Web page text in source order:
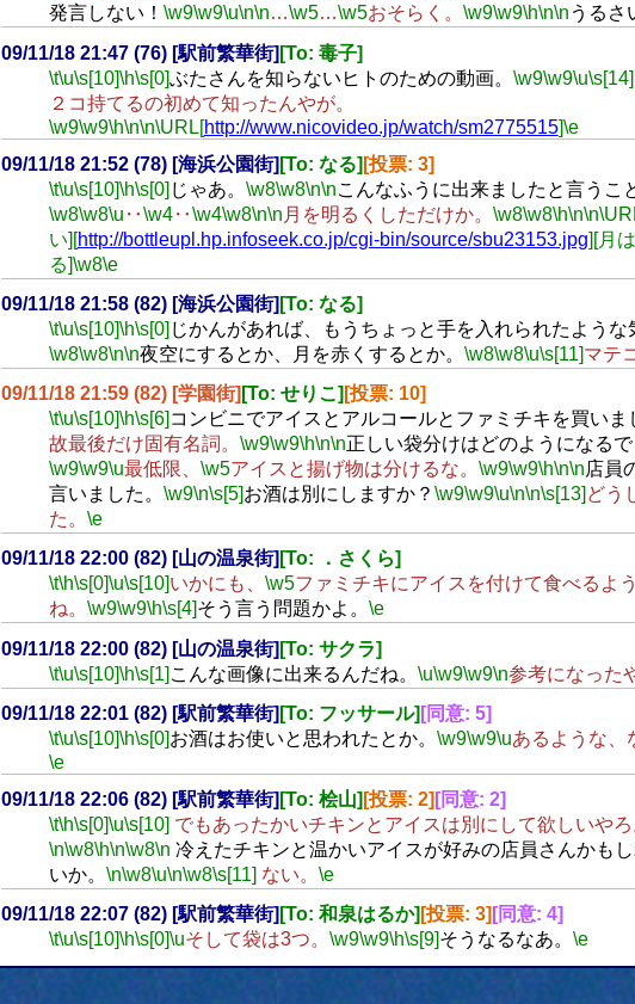
発言しない！ \w9\w9\u\n\n…\w5…\w5おそらく。 \w9\w9\h\n\n うるさ
09/11/18 21:47 (76) [駅前繁華街] [To: 毒子]
\t\u\s[10]\h\s[0]ぶたさんを知らないヒトのための動画。 \w9\w9\u\s[14]
２コ持てるの初めて知ったんやが。
\w9\w9\h\n\n\URL[http://www.nicovideo.jp/watch/sm2775515]\e
09/11/18 21:52 (78) [海浜公園街] [To: なる] [投票: 3]
\t\u\s[10]\h\s[0] じゃあ。 \w8\w8\n\nこんなふうに出来ましたと言うこ
\w8\w8\u ‥\w4‥\w4\w8\n\n 月を明るくしただけか。 \w8\w8\h\n\n
い][http://bottleupl.hp.infoseek.co.jp/cgi-bin/source/sbu23153.jpg][月
る]\w8\e
09/11/18 21:58 (82) [海浜公園街] [To: なる]
\t\u\s[10]\h\s[0] じかんがあれば、もうちょっと手を入れられたような
\w8\w8\n\n夜空にするとか、月を赤くするとか。 \w8\w8\u\s[11]マテ
09/11/18 21:59 (82) [学園街] [To: せりこ] [投票: 10]
\t\u\s[10]\h\s[6] コンビニでアイスとアルコールとファミチキを買いま
故最後だけ固有名詞。 \w9\w9\h\n\n正しい袋分けはどのようになるで
\w9\w9\u最低限、 \w5アイスと揚げ物は分けるな。 \w9\w9\h\n\n店員
言いました。 \w9\n\s[5]お酒は別にしますか？ \w9\w9\u\n\n\s[13] どう
た。 \e
09/11/18 22:00 (82) [山の温泉街] [To: ．さくら]
\t\h\s[0]\u\s[10]いかにも、 \w5ファミチキにアイスを付けて食べるよ
ね。 \w9\w9\h\s[4]そう言う問題かよ。 \e
09/11/18 22:00 (82) [山の温泉街] [To: サクラ]
\t\u\s[10]\h\s[1] こんな画像に出来るんだね。 \u\w9\w9\n参考になった
09/11/18 22:01 (82) [駅前繁華街] [To: フッサール] [同意: 5]
\t\u\s[10]\h\s[0]お酒はお使いと思われたとか。 \w9\w9\uあるような、
\e
09/11/18 22:06 (82) [駅前繁華街] [To: 桧山] [投票: 2] [同意: 2]
\t\h\s[0]\u\s[10] でもあったかいチキンとアイスは別にして欲しいやろ
\n\w8\h\n\w8\n 冷えたチキンと温かいアイスが好みの店員さんかも
いか。 \n\w8\u\n\w8\s[11] ない。 \e
09/11/18 22:07 (82) [駅前繁華街] [To: 和泉はるか] [投票: 3] [同意: 4]
\t\u\s[10]\h\s[0]\uそして袋は3つ。 \w9\w9\h\s[9]そうなるなあ。 \e